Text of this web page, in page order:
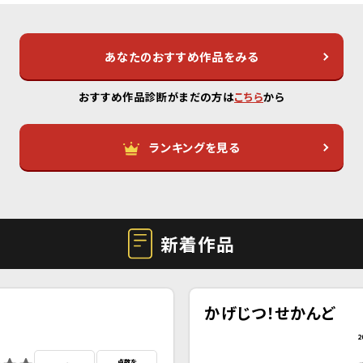
あなたのおすすめ作品をみる
おすすめ作品診断がまだの方はこちらから
ランキングを見る
新着作品
かげじつ！せかんど